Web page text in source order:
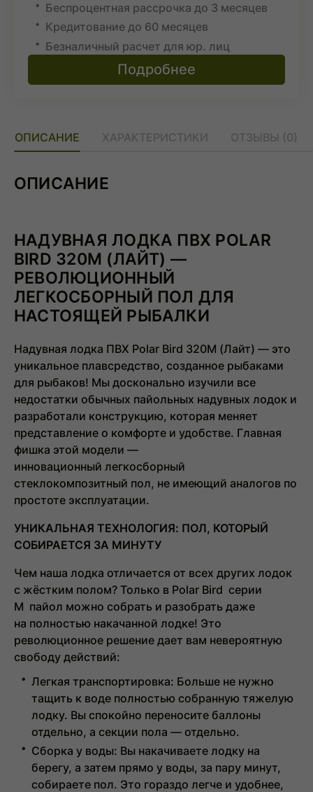
Беспроцентная рассрочка до 3 месяцев
Кредитование до 60 месяцев
Безналичный расчет для юр. лиц
Подробнее
ОПИСАНИЕ ХАРАКТЕРИСТИКИ ОТЗЫВЫ (0)
ОПИСАНИЕ
НАДУВНАЯ ЛОДКА ПВХ POLAR
BIRD 320M (ЛАЙТ) —
РЕВОЛЮЦИОННЫЙ
ЛЕГКОСБОРНЫЙ ПОЛ ДЛЯ
НАСТОЯЩЕЙ РЫБАЛКИ
Надувная лодка ПВХ Polar Bird 320M (Лайт) — это
уникальное плавсредство, созданное рыбаками
для рыбаков! Мы досконально изучили все
недостатки обычных пайольных надувных лодок и
разработали конструкцию, которая меняет
представление о комфорте и удобстве. Главная
фишка этой модели —
инновационный легкосборный
стеклокомпозитный пол, не имеющий аналогов по
простоте эксплуатации.
УНИКАЛЬНАЯ ТЕХНОЛОГИЯ: ПОЛ, КОТОРЫЙ
СОБИРАЕТСЯ ЗА МИНУТУ
Чем наша лодка отличается от всех других лодок
с жёстким полом? Только в Polar Bird серии
M пайол можно собрать и разобрать даже
на полностью накачанной лодке! Это
революционное решение дает вам невероятную
свободу действий:
Легкая транспортировка: Больше не нужно
тащить к воде полностью собранную тяжелую
лодку. Вы спокойно переносите баллоны
отдельно, а секции пола — отдельно.
Сборка у воды: Вы накачиваете лодку на
берегу, а затем прямо у воды, за пару минут,
собираете пол. Это гораздо легче и удобнее,